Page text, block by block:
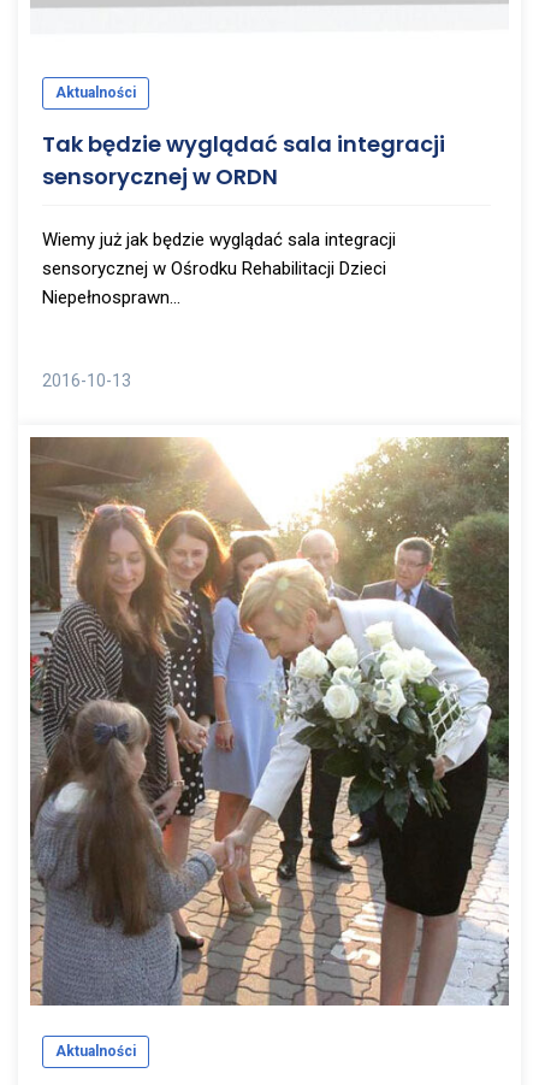
Aktualności
Tak będzie wyglądać sala integracji
sensorycznej w ORDN
Wiemy już jak będzie wyglądać sala integracji
sensorycznej w Ośrodku Rehabilitacji Dzieci
Niepełnosprawn...
2016-10-13
Aktualności